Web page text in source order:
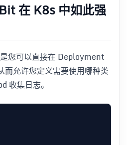
在 K8s 中如此强
您可以直接在 Deployment
允许您定义需要使用哪种类
收集日志。